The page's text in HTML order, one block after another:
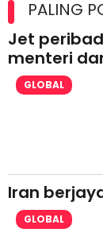
PALING
Jet
menteri
GLOBAL
Iran
GLOBAL